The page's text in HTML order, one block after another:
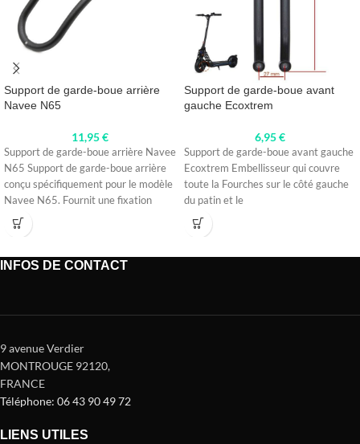
Support de garde-boue arrière
Navee N65
11,95€
Support de garde-boue arrière Navee
N65 Support de garde-boue arrière
conçu spécifiquement pour le modèle
Navee N65. Fournit une fixation
Support de garde-boue avant
gauche Ecoxtrem
6,95€
Support de garde-boue avant gauche
Ecoxtrem Embellisseur qui couvre
toute la Fourches sur le côté gauche
du patin et le
INFOS DE CONTACT
9 avenue Verdier
MONTROUGE 92120,
FRANCE
Téléphone: 06 43 90 49 72
LIENS UTILES